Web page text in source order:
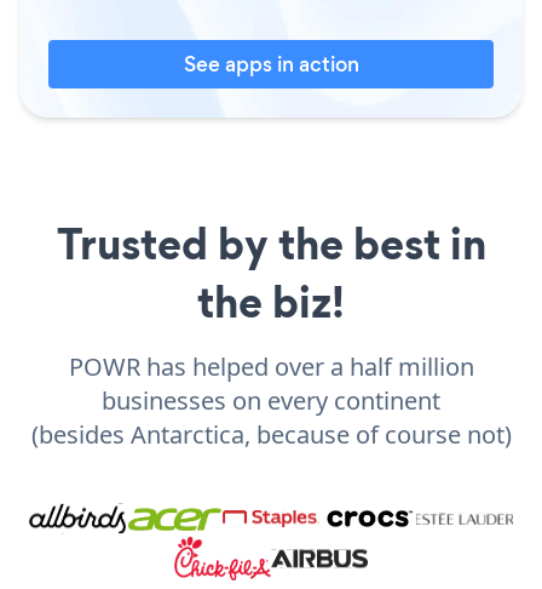
See apps in action
Trusted by the best in
the biz!
POWR has helped over a half million
businesses on every continent
(besides Antarctica, because of course not)